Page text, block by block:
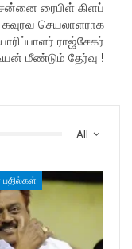
ரைபிள் கிளப்
கவுரவ செயலாளராக
ராஜ்சேகர்
மீண்டும் தேர்வு !
All